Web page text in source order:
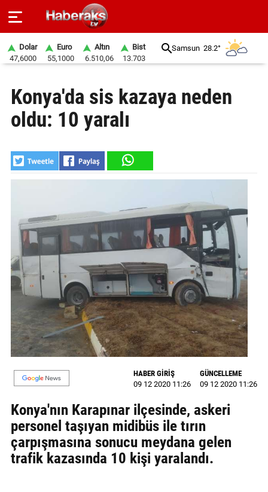
SPOR
YAŞAM
EKONOMİ
BELEDİYELER
SİYASET
EĞİTİM
GALERİ
VİDEO
YAZARLAR
BİZE
ULAŞIN
İletişim
Gizlilik
Sözleşmesi
Dolar
47,6000
Euro
55,1000
Altın
6.510,06
Bist
13.703
Samsun 28.2°
Konya'da sis kazaya neden
oldu: 10 yaralı
HABER GİRİŞ
09 12 2020 11:26
GÜNCELLEME
09 12 2020 11:26
Konya'nın Karapınar ilçesinde, askeri
personel taşıyan midibüs ile tırın
çarpışmasına sonucu meydana gelen
trafik kazasında 10 kişi yaralandı.